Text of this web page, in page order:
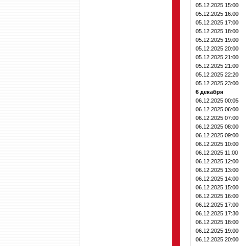
05.12.2025 15:00
05.12.2025 16:00
05.12.2025 17:00
05.12.2025 18:00
05.12.2025 19:00
05.12.2025 20:00
05.12.2025 21:00
05.12.2025 21:00
05.12.2025 22:20
05.12.2025 23:00
6 декабря
06.12.2025 00:05
06.12.2025 06:00
06.12.2025 07:00
06.12.2025 08:00
06.12.2025 09:00
06.12.2025 10:00
06.12.2025 11:00
06.12.2025 12:00
06.12.2025 13:00
06.12.2025 14:00
06.12.2025 15:00
06.12.2025 16:00
06.12.2025 17:00
06.12.2025 17:30
06.12.2025 18:00
06.12.2025 19:00
06.12.2025 20:00